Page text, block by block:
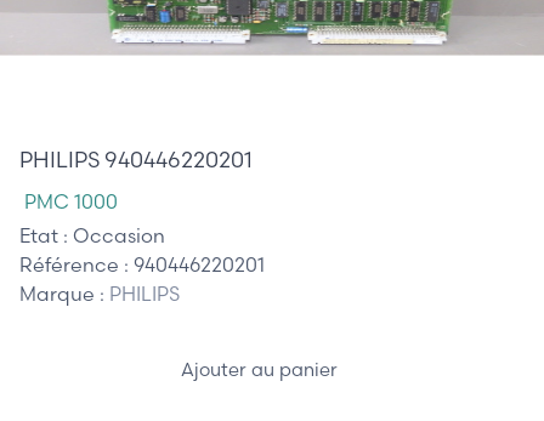
PHILIPS 940446220201
PMC 1000
Etat : Occasion
Référence : 940446220201
Marque : PHILIPS
Ajouter au panier